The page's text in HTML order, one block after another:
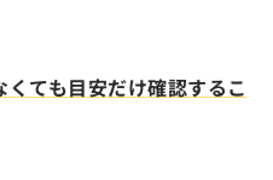
ても目安だけ確認するこ